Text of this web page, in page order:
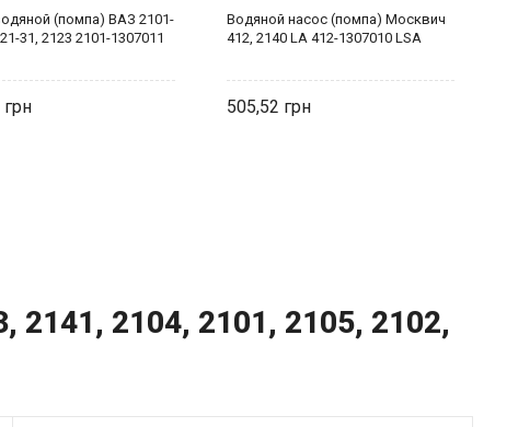
(помпа) ВАЗ 2101-
31, 2123 2101-1307011
Водяной насос (помпа) Москвич
412, 2140 LA 412-1307010 LSA
505,52
2141, 2104, 2101, 2105, 2102,